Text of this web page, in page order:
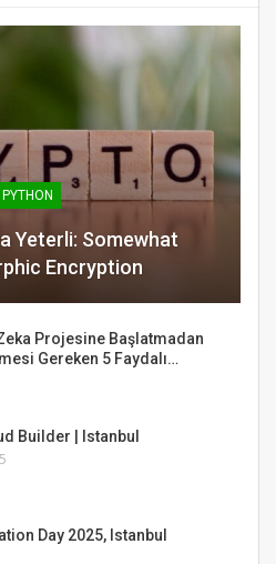
PYTHON
Yeterli: Somewhat
Encryption
Projesine Başlatmadan
Gereken 5 Faydalı…
Builder | Istanbul
Day 2025, Istanbul